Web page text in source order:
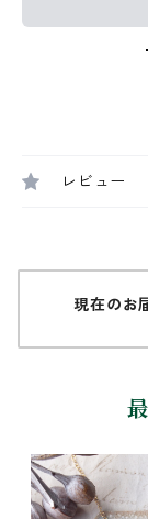
レビュー
現在のお